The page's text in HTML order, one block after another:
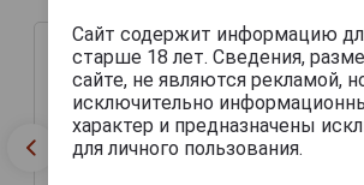
Сайт содержит информацию
старше 18 лет. Сведения,
сайте, не являются рекламой,
исключительно
характер и предназначены
для личного пользования.